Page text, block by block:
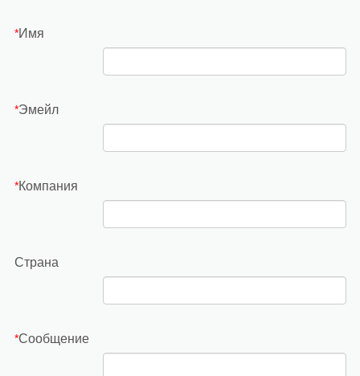
*Имя
*Эмейл
*Компания
Страна
*Сообщение